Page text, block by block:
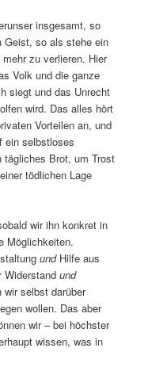
insgesamt, so
Geist, so als stehe ein
zu verlieren. Hier
Volk und die ganze
siegt und das Unrecht
wird. Das alles hört
Vorteilen an, und
ein selbstloses
tägliches Brot, um Trost
tödlichen Lage
wir ihn konkret in
Möglichkeiten.
undHilfe aus
Widerstandund
selbst darüber
wollen. Das aber
wir – bei höchster
wissen, was in